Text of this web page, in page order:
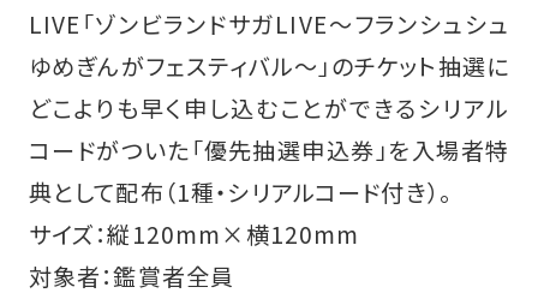
LIVE「ゾンビランドサガLIVE〜フランシュシュ
ゆめぎんがフェスティバル〜」のチケット抽選に
どこよりも早く申し込むことができるシリアル
コードがついた「優先抽選申込券」を入場者特
典として配布（1種・シリアルコード付き）。
サイズ：縦120mm×横120mm
対象者：鑑賞者全員